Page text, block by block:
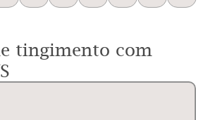
tingimento com